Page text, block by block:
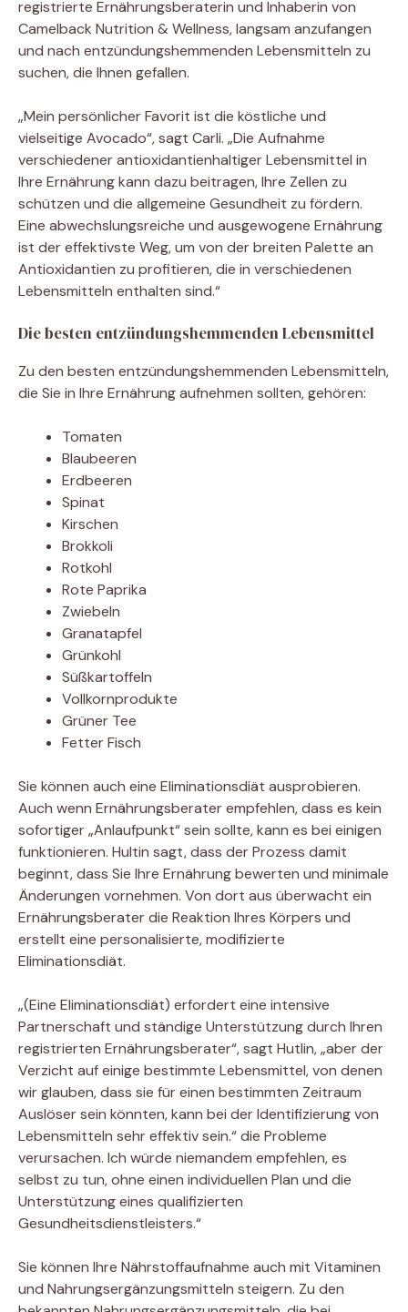
registrierte Ernährungsberaterin und Inhaberin von
Camelback Nutrition & Wellness, langsam anzufangen
und nach entzündungshemmenden Lebensmitteln zu
suchen, die Ihnen gefallen.
„Mein persönlicher Favorit ist die köstliche und
vielseitige Avocado“, sagt Carli. „Die Aufnahme
verschiedener antioxidantienhaltiger Lebensmittel in
Ihre Ernährung kann dazu beitragen, Ihre Zellen zu
schützen und die allgemeine Gesundheit zu fördern.
Eine abwechslungsreiche und ausgewogene Ernährung
ist der effektivste Weg, um von der breiten Palette an
Antioxidantien zu profitieren, die in verschiedenen
Lebensmitteln enthalten sind.“
Die besten entzündungshemmenden Lebensmittel
Zu den besten entzündungshemmenden Lebensmitteln,
die Sie in Ihre Ernährung aufnehmen sollten, gehören:
Tomaten
Blaubeeren
Erdbeeren
Spinat
Kirschen
Brokkoli
Rotkohl
Rote Paprika
Zwiebeln
Granatapfel
Grünkohl
Süßkartoffeln
Vollkornprodukte
Grüner Tee
Fetter Fisch
Sie können auch eine Eliminationsdiät ausprobieren.
Auch wenn Ernährungsberater empfehlen, dass es kein
sofortiger „Anlaufpunkt“ sein sollte, kann es bei einigen
funktionieren. Hultin sagt, dass der Prozess damit
beginnt, dass Sie Ihre Ernährung bewerten und minimale
Änderungen vornehmen. Von dort aus überwacht ein
Ernährungsberater die Reaktion Ihres Körpers und
erstellt eine personalisierte, modifizierte
Eliminationsdiät.
„(Eine Eliminationsdiät) erfordert eine intensive
Partnerschaft und ständige Unterstützung durch Ihren
registrierten Ernährungsberater“, sagt Hutlin, „aber der
Verzicht auf einige bestimmte Lebensmittel, von denen
wir glauben, dass sie für einen bestimmten Zeitraum
Auslöser sein könnten, kann bei der Identifizierung von
Lebensmitteln sehr effektiv sein.“ die Probleme
verursachen. Ich würde niemandem empfehlen, es
selbst zu tun, ohne einen individuellen Plan und die
Unterstützung eines qualifizierten
Gesundheitsdienstleisters.“
Sie können Ihre Nährstoffaufnahme auch mit Vitaminen
und Nahrungsergänzungsmitteln steigern. Zu den